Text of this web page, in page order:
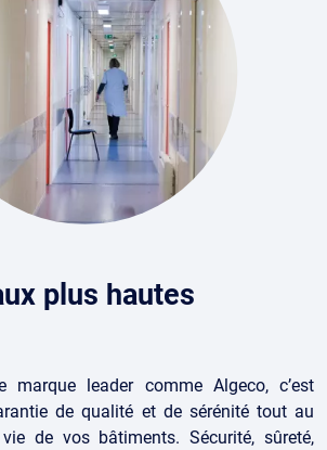
plus hautes
marque leader comme Algeco, c’est
de qualité et de sérénité tout au
de vos bâtiments. Sécurité, sûreté,